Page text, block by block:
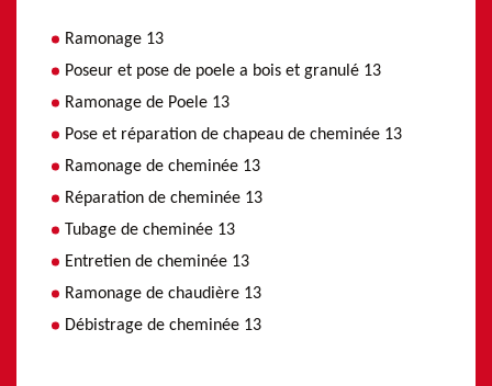
Ramonage 13
Poseur et pose de poele a bois et granulé 13
Ramonage de Poele 13
Pose et réparation de chapeau de cheminée 13
Ramonage de cheminée 13
Réparation de cheminée 13
Tubage de cheminée 13
Entretien de cheminée 13
Ramonage de chaudière 13
Débistrage de cheminée 13